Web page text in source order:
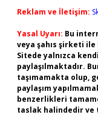
Reklam ve İletişim:
Yasal Uyarı: Bu
veya şahıs şirketi
Sitede yalnızca
paylaşılmaktadır.
taşımamakta olup,
paylaşım
benzerlikleri
taslak halindedir ve